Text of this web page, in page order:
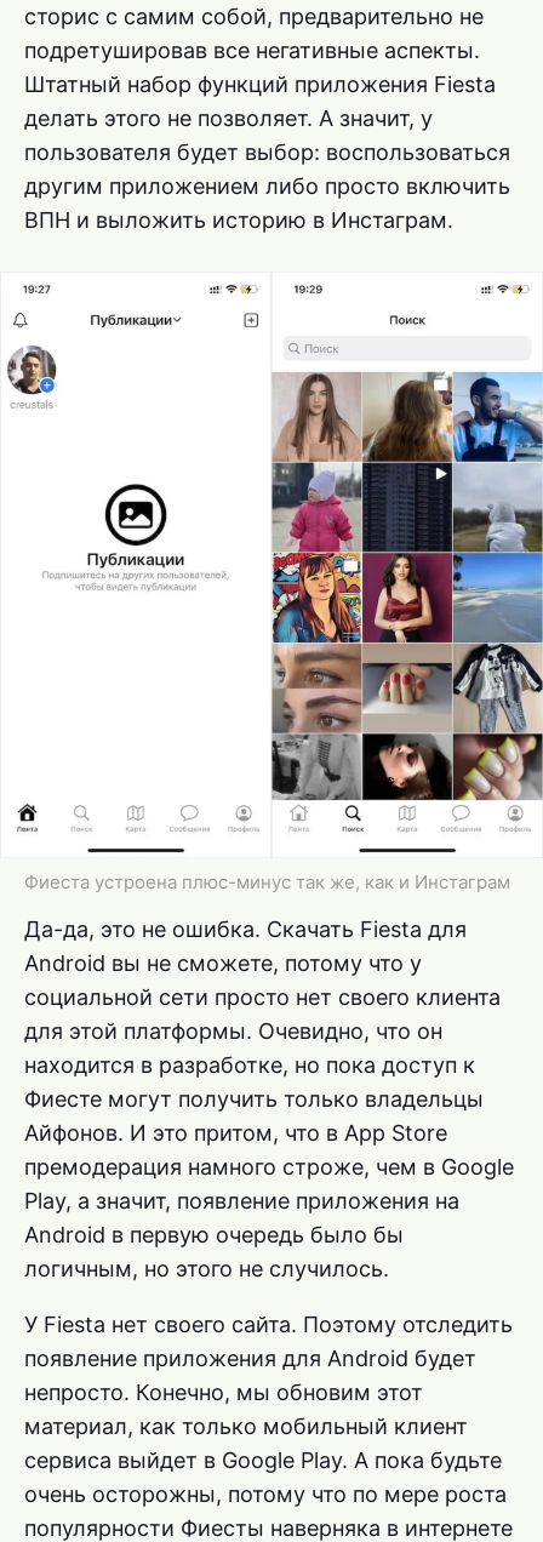
сторис с самим собой, предварительно не
подретушировав все негативные аспекты.
Штатный набор функций приложения Fiesta
делать этого не позволяет. А значит, у
пользователя будет выбор: воспользоваться
другим приложением либо просто включить
ВПН и выложить историю в Инстаграм.
Фиеста устроена плюс-минус так же, как и Инстаграм
Да-да, это не ошибка. Скачать Fiesta для
Android вы не сможете, потому что у
социальной сети просто нет своего клиента
для этой платформы. Очевидно, что он
находится в разработке, но пока доступ к
Фиесте могут получить только владельцы
Айфонов. И это притом, что в App Store
премодерация намного строже, чем в Google
Play, а значит, появление приложения на
Android в первую очередь было бы
логичным, но этого не случилось.
У Fiesta нет своего сайта. Поэтому отследить
появление приложения для Android будет
непросто. Конечно, мы обновим этот
материал, как только мобильный клиент
сервиса выйдет в Google Play. А пока будьте
очень осторожны, потому что по мере роста
популярности Фиесты наверняка в интернете